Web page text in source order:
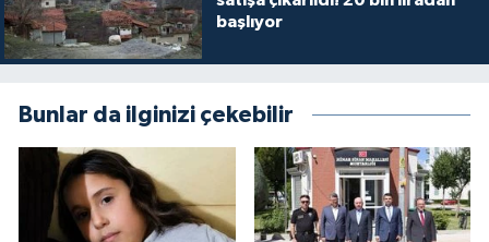
başlıyor
Bunlar da ilginizi çekebilir